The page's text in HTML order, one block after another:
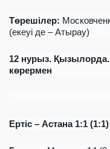
Төрешілер:
(екеуі де – Атырау)
12 нурыз.
көрермен
Ертіс – Астана 1:1 (1:1)